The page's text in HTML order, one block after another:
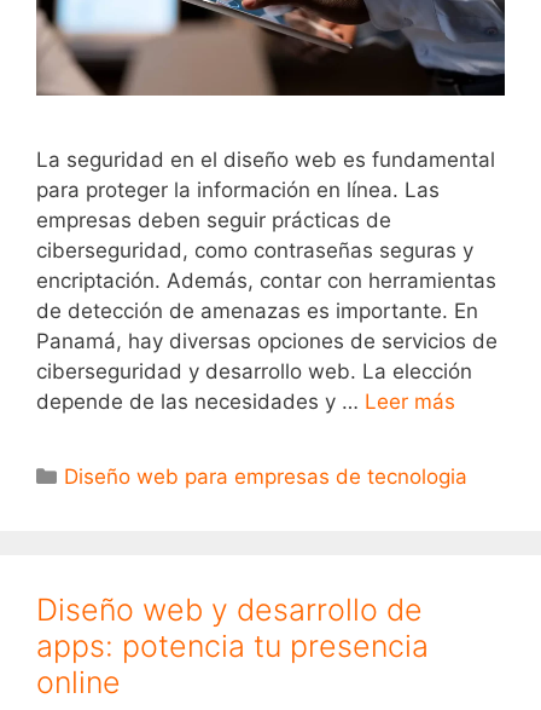
La seguridad en el diseño web es fundamental
para proteger la información en línea. Las
empresas deben seguir prácticas de
ciberseguridad, como contraseñas seguras y
encriptación. Además, contar con herramientas
de detección de amenazas es importante. En
Panamá, hay diversas opciones de servicios de
ciberseguridad y desarrollo web. La elección
depende de las necesidades y … Leer más
Diseño web para empresas de tecnologia
Diseño web y desarrollo de
apps: potencia tu presencia
online